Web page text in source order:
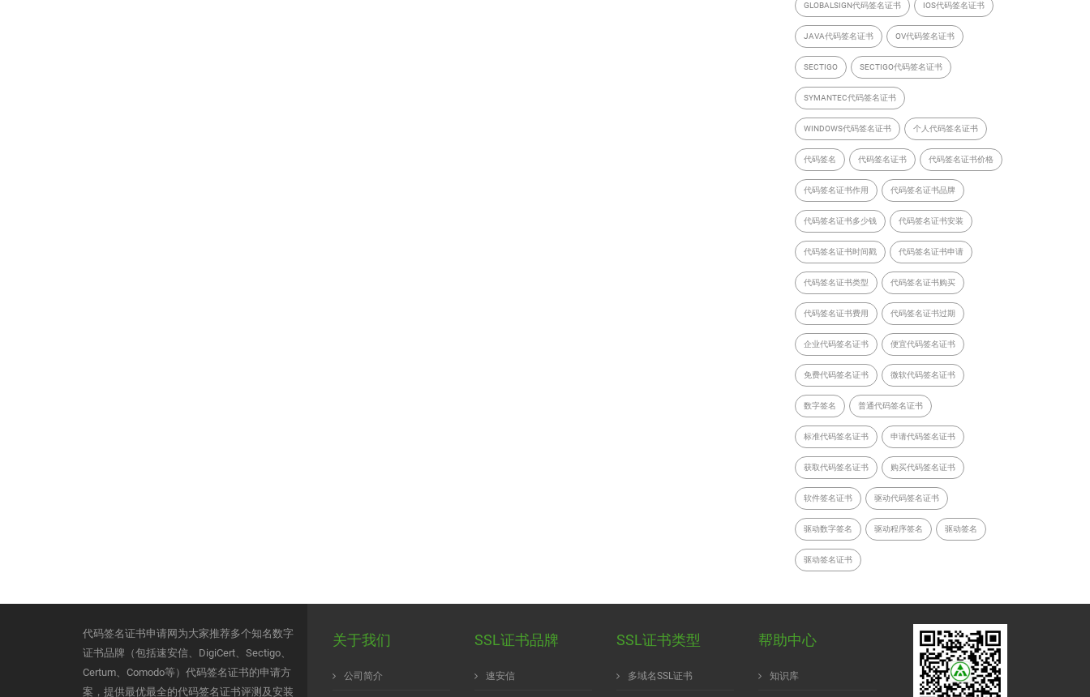
GLOBALSIGN代码签名证书 IOS代码签名证书
JAVA代码签名证书 OV代码签名证书
SECTIGO SECTIGO代码签名证书
SYMANTEC代码签名证书
WINDOWS代码签名证书 个人代码签名证书
代码签名 代码签名证书 代码签名证书价格
代码签名证书作用 代码签名证书品牌
代码签名证书多少钱 代码签名证书安装
代码签名证书时间戳 代码签名证书申请
代码签名证书类型 代码签名证书购买
代码签名证书费用 代码签名证书过期
企业代码签名证书 便宜代码签名证书
免费代码签名证书 微软代码签名证书
数字签名 普通代码签名证书
标准代码签名证书 申请代码签名证书
获取代码签名证书 购买代码签名证书
软件签名证书 驱动代码签名证书
驱动数字签名 驱动程序签名 驱动签名
驱动签名证书
代码签名证书申请网为大家推荐多个知名数字
证书品牌（包括速安信、DigiCert、Sectigo、
Certum、Comodo等）代码签名证书的申请方
案，提供最优最全的代码签名证书评测及安装
关于我们
公司简介
SSL证书品牌
速安信
SSL证书类型
多域名SSL证书
帮助中心
知识库